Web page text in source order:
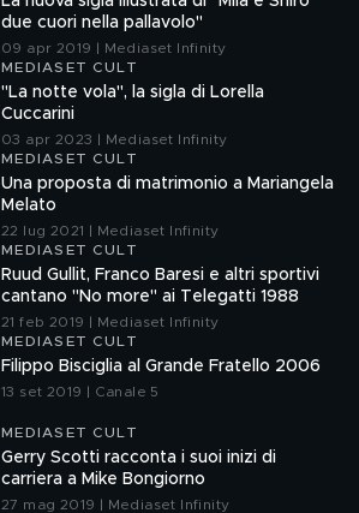
due cuori nella pallavolo"
09 apr 2019 | Mediaset Infinity
MEDIASET CULT
"La notte vola", la sigla di Lorella
Cuccarini
03 apr 2023 | Mediaset Infinity
MEDIASET CULT
Una proposta di matrimonio a Mariangela
Melato
22 lug 2021 | Mediaset Infinity
MEDIASET CULT
Ruud Gullit, Franco Baresi e altri sportivi
cantano "No more" ai Telegatti 1988
21 feb 2019 | Mediaset Infinity
MEDIASET CULT
Filippo Bisciglia al Grande Fratello 2006
13 set 2019 | Canale 5
MEDIASET CULT
Gerry Scotti racconta i suoi inizi di
carriera a Mike Bongiorno
27 mag 2019 | Mediaset Infinity